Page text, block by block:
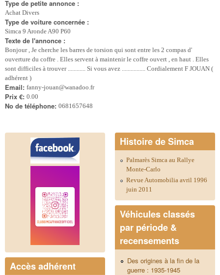
Type de petite annonce :
Achat Divers
Type de voiture concernée :
Simca 9 Aronde A90 P60
Texte de l'annonce :
Bonjour , Je cherche les barres de torsion qui sont entre les 2 compas d'
ouverture du coffre . Elles servent à maintenir le coffre ouvert , en haut . Elles
sont difficiles à trouver ............ Si vous avez ................ Cordialement F JOUAN (
adhérent )
Email: fanny-jouan@wanadoo.fr
Prix €: 0.00
No de téléphone: 0681657648
Accès adhérent
Histoire de Simca
Palmarès Simca au Rallye
Monte-Carlo
Revue Automobilia avril 1996
juin 2011
Véhicules classés
par période &
recensements
Des origines à la fin de la
guerre : 1935-1945